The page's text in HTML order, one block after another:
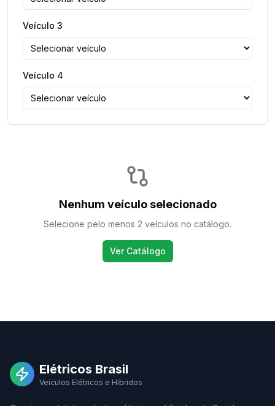
Veículo 3
Veículo 4
Nenhum veículo selecionado
Selecione pelo menos 2 veículos no catálogo.
Ver Catálogo
Elétricos Brasil
Veículos Elétricos e Híbridos